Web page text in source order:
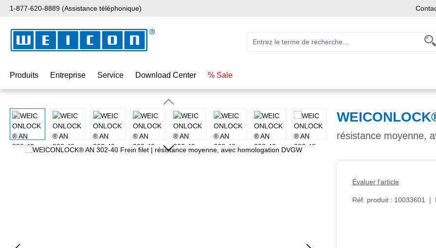
au contenu principal
Passer à la recherche
Passer à la navigation principale
1-877-620-8889 (Assistance téléphonique)
Produits Entreprise Service Download Center % Sale
Ignorer la galerie d'images
résistance moyenne,
Évaluer l'article
Réf. produit : 10033601 |